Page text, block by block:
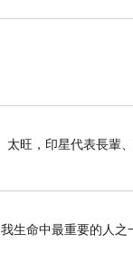
太旺，印星代表長
生命中最重要的人